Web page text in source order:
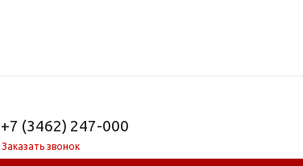
+7 (3462) 247-000
Заказать звонок